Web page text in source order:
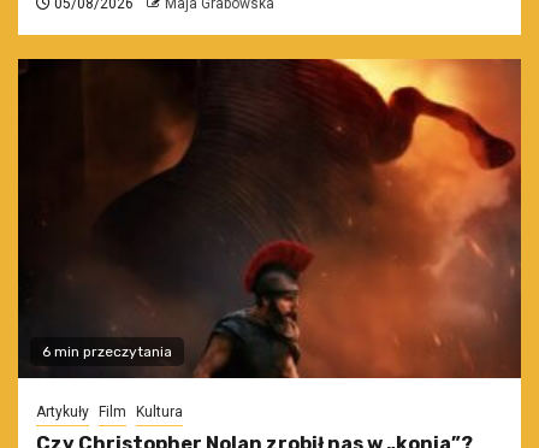
05/08/2026 Maja Grabowska
6 min przeczytania
Artykuły Film Kultura